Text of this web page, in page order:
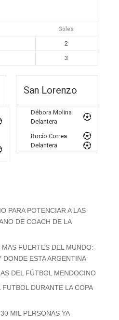
Goles
2
3
San Lorenzo
Débora Molina
Delantera
Rocío Correa
Delantera
PARA POTENCIAR A LAS
DE COACH DE LA
FUERTES DEL MUNDO:
DONDE ESTA ARGENTINA
DEL FÚTBOL MENDOCINO
DURANTE LA COPA
MIL PERSONAS YA